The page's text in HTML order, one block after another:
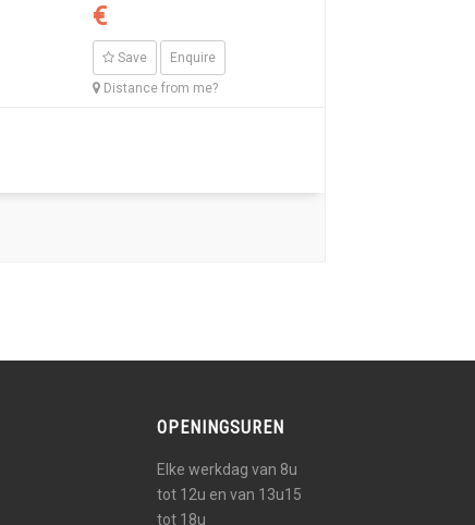
€
Save
Enquire
Distance from me?
OPENINGSUREN
Elke werkdag van 8u
tot 12u en van 13u15
tot 18u